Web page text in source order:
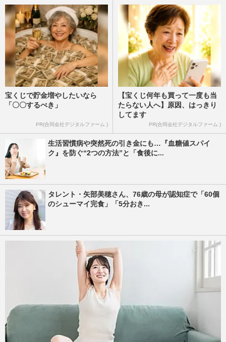
宝くじで貯金増やしたいなら
「〇〇するべき」
PR(合同会社デジタルファーム )
【宝くじ何年も買って一度も当
たらない人へ】原因、はっきり
してます
PR(合同会社デジタルファーム )
生活習慣病や突然死の引き金にも…『血糖値スパイ
ク』を防ぐ“2つの方法”と「食後に...
タレント・矢部美穂さん、76歳の母が認知症で「60個
のシューマイ完食」「5分おき...